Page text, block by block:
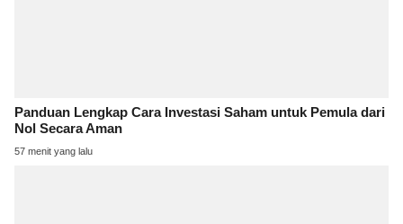
Panduan Lengkap Cara Investasi Saham untuk Pemula dari
Nol Secara Aman
57 menit yang lalu